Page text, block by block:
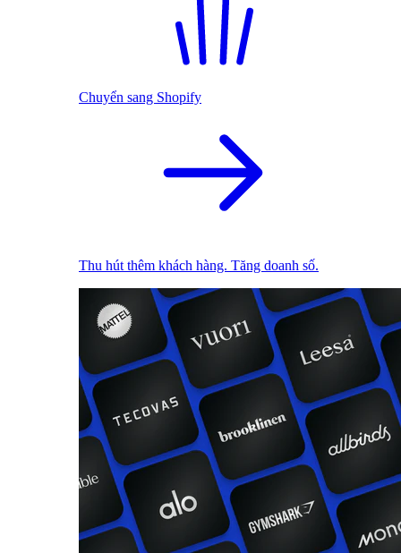
Chuyển sang Shopify
Thu hút thêm khách hàng. Tăng doanh số.